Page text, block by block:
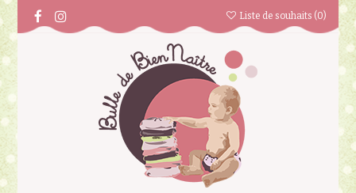
Liste de souhaits (0)